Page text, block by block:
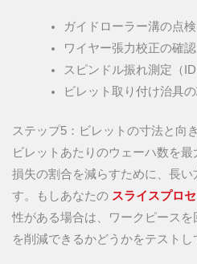
ガイドローラー溝の点
ワイヤー張力校正の確認
スピンドル振れ測定（ID
ビレット取り付け治具
ステップ5：ビレットの寸法と向
ビレットあたりのウェーハ数を
損失の割合を減らすために、長い
す。もしあなたの スライスプロ
性がある場合は、ワークピース
を削減できるかどうかをテストし